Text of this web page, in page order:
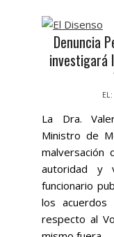
Denuncia
investigará
EL:
La Dra.
Ministro de
malversación
autoridad y
funcionario
los acuerdos
respecto al